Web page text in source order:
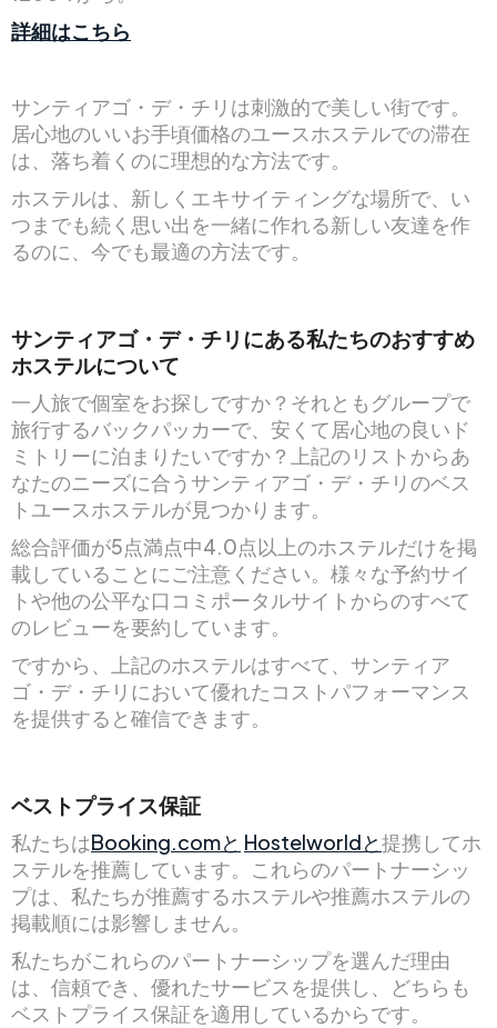
詳細はこちら
サンティアゴ・デ・チリは刺激的で美しい街です。
居心地のいいお手頃価格のユースホステルでの滞在
は、落ち着くのに理想的な方法です。
ホステルは、新しくエキサイティングな場所で、い
つまでも続く思い出を一緒に作れる新しい友達を作
るのに、今でも最適の方法です。
サンティアゴ・デ・チリにある私たちのおすすめ
ホステルについて
一人旅で個室をお探しですか？それともグループで
旅行するバックパッカーで、安くて居心地の良いド
ミトリーに泊まりたいですか？上記のリストからあ
なたのニーズに合うサンティアゴ・デ・チリのベス
トユースホステルが見つかります。
総合評価が5点満点中4.0点以上のホステルだけを掲
載していることにご注意ください。様々な予約サイ
トや他の公平な口コミポータルサイトからのすべて
のレビューを要約しています。
ですから、上記のホステルはすべて、サンティア
ゴ・デ・チリにおいて優れたコストパフォーマンス
を提供すると確信できます。
ベストプライス保証
私たちはBooking.comと Hostelworldと提携してホ
ステルを推薦しています。これらのパートナーシッ
プは、私たちが推薦するホステルや推薦ホステルの
掲載順には影響しません。
私たちがこれらのパートナーシップを選んだ理由
は、信頼でき、優れたサービスを提供し、どちらも
ベストプライス保証を適用しているからです。